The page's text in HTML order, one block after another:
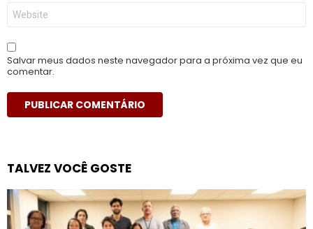
Site
Salvar meus dados neste navegador para a próxima vez que eu
comentar.
TALVEZ VOCÊ GOSTE